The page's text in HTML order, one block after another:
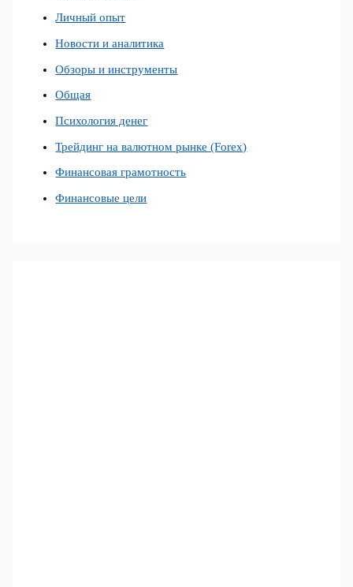
Личный опыт
Новости и аналитика
Обзоры и инструменты
Общая
Психология денег
Трейдинг на валютном рынке (Forex)
Финансовая грамотность
Финансовые цели